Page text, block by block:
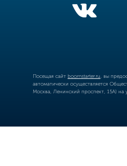
Посещая сайт boomstarter.ru , вы
автоматически осуществляется
Москва, Ленинский проспект, 15А) на